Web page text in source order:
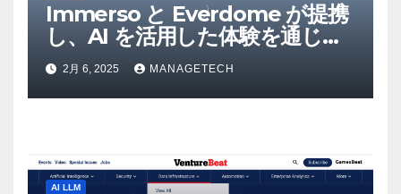
Immerso と Everdome が提携
し、AI を活用した体験を通じて
メタバースのイノベーションを
推進 – Intelligent CIO APAC
2月 6, 2025 MANAGETECH
AI LLM